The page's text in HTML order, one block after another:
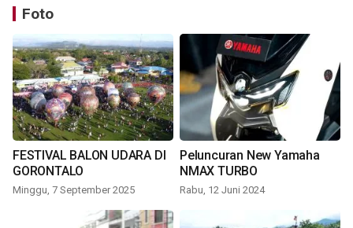
Foto
FESTIVAL BALON UDARA DI
GORONTALO
Minggu, 7 September 2025
Peluncuran New Yamaha
NMAX TURBO
Rabu, 12 Juni 2024